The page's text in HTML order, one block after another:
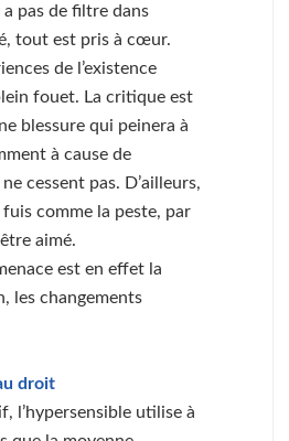
a pas de filtre dans
tout est pris à cœur.
de l’existence
fouet. La critique est
blessure qui peinera à
à cause de
cessent pas. D’ailleurs,
comme la peste, par
aimé.
est en effet la
les changements
droit
l’hypersensible utilise à